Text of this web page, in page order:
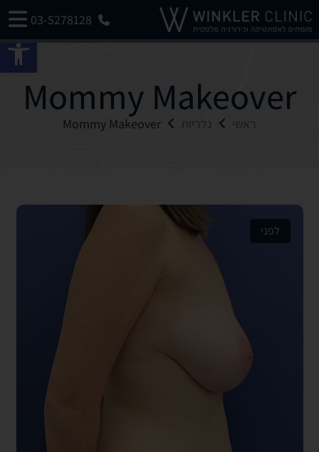
03-5278128
Mommy Makeover
ראשי גלריות Mommy Makeover